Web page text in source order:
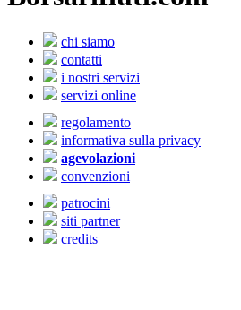
chi siamo
contatti
i nostri servizi
servizi online
regolamento
informativa sulla privacy
agevolazioni
convenzioni
patrocini
siti partner
credits